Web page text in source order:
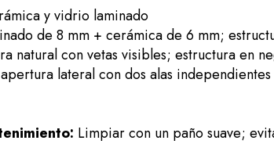
y vidrio laminado
de 8 mm + cerámica de 6 mm;
natural con vetas visibles; estructura en
lateral con dos alas
Limpiar con un paño suave;